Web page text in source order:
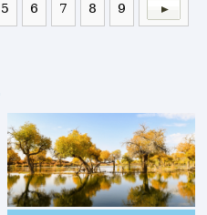
5 6 7 8 9